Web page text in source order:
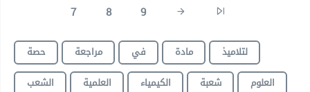
7
8 9
حصة مراجعة في مادة
لتلاميذ
الشعب
العلمية الكيمياء شعبة
العلوم